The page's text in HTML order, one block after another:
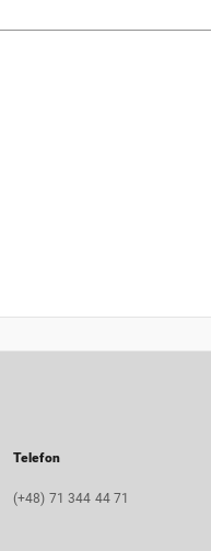
Telefon
(+48) 71 344 44 71